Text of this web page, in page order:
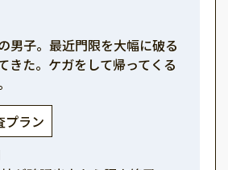
男子。最近門限を大幅に破る
きた。ケガをして帰ってくる
プラン